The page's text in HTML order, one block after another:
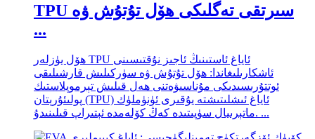
TPU سىرتقى تەگلىكى ھۆل تۇتۇش ۋە
...
ھۆل يۈزلەر TPU ئاياغ ئاستىنىڭ ئاجىز نۇقتىسىنى
ئاشكارىلىغاندا: ھۆل تۇتۇش ۋە سۈركىلىش قارشىلىقى
ئوتتۇرىسىدىكى مۇناسىۋەتنى ھەل قىلىش تېرموپلاستىك
پولىئۇرېتان (TPU) ئاياغ ئىشلىتىشتە يۇقىرى ئۈنۈملۈك
ماتېرىيال سۈپىتىدە كەڭ كۆلەمدە ئېتىراپ قىلىنىدۇ. ...